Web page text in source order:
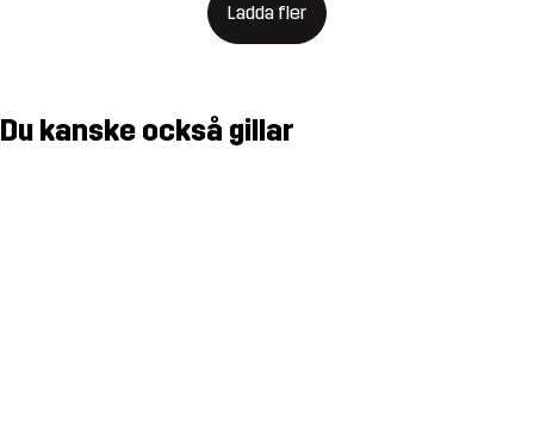
Ladda fler
Du kanske också gillar